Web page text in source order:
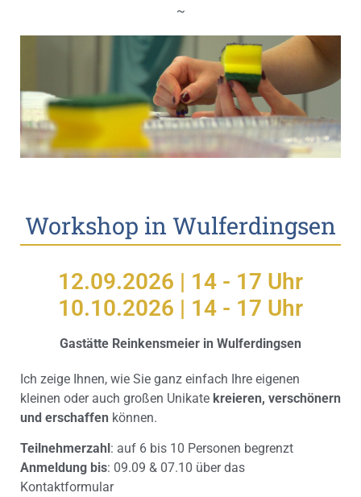
~
Workshop in Wulferdingsen
12.09.2026 | 14 - 17 Uhr
10.10.2026 | 14 - 17 Uhr
Gastätte Reinkensmeier in Wulferdingsen
Ich zeige Ihnen, wie Sie ganz einfach Ihre eigenen
kleinen oder auch großen Unikate kreieren, verschönern
und erschaffen können.
Teilnehmerzahl : auf 6 bis 10 Personen begrenzt
Anmeldung bis: 09.09 & 07.10 über das
Kontaktformular